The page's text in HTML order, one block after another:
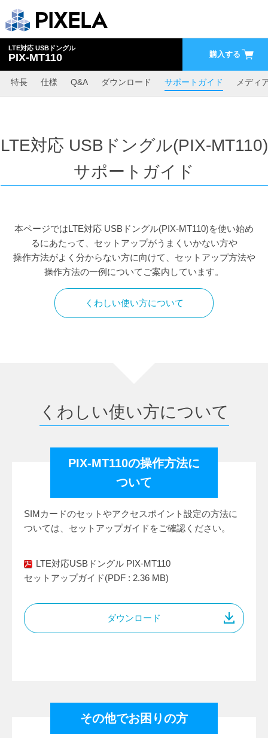
LTE対応 USBドングル
PIX-MT110 購入する
特長 仕様 Q&A ダウンロード サポートガイド メディ
LTE対応 USBドングル(PIX-MT110)
サポートガイド
本ページではLTE対応 USBドングル(PIX-MT110)を使い始め
るにあたって、セットアップがうまくいかない方や
操作方法がよく分からない方に向けて、セットアップ方法や
操作方法の一例についてご案内しています。
くわしい使い方について
くわしい使い方について
PIX-MT110の操作方法に
ついて
SIMカードのセットやアクセスポイント設定の方法に
ついては、セットアップガイドをご確認ください。
LTE対応USBドングル PIX-MT110
セットアップガイド(PDF : 2.36 MB)
ダウンロード
その他でお困りの方